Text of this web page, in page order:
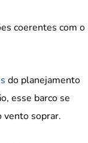
coerentes com o
do planejamento
esse barco se
vento soprar.